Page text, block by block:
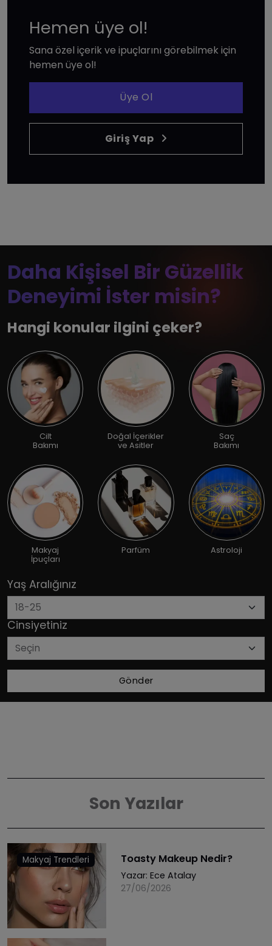
Hemen üye ol!
Sana özel içerik ve ipuçlarını görebilmek için
hemen üye ol!
Üye Ol
Giriş Yap
Daha Kişisel Bir Güzellik
Deneyimi İster misin?
Hangi konular ilgini çeker?
Cilt
Bakımı
Doğal İçerikler
ve Asitler
Saç
Bakımı
Makyaj
İpuçları
Parfüm Astroloji
Yaş Aralığınız
Cinsiyetiniz
Gönder
Son Yazılar
Makyaj Trendleri Toasty Makeup Nedir?
Yazar: Ece Atalay
27/06/2026